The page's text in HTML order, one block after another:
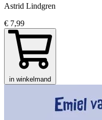
Astrid Lindgren
€ 7,99
in winkelmand